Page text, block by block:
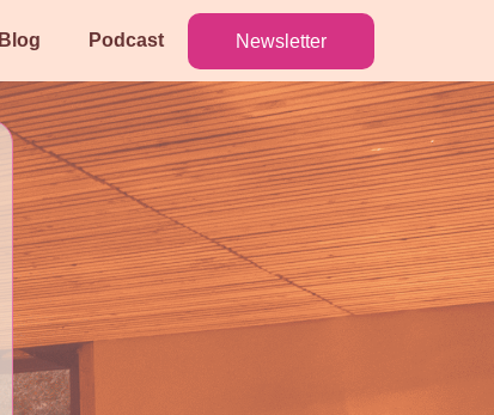
Blog Podcast Newsletter